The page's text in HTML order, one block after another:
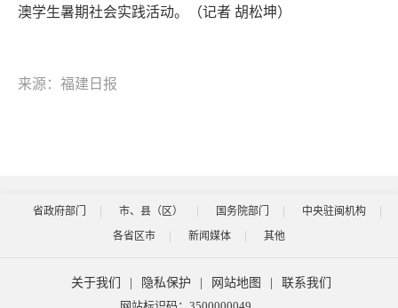
澳学生暑期社会实践活动。 （记者 胡松坤）
来源：福建日报
省政府部门 市、县（区） 国务院部门
中央驻闽机构
各省区市
新闻媒体 其他
关于我们 隐私保护 网站地图
联系我们